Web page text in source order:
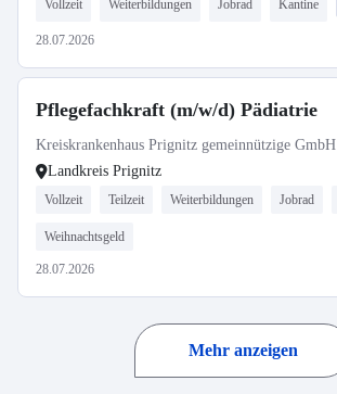
Vollzeit Weiterbildungen Jobrad Kantine
28.07.2026
Pflegefachkraft (m/w/d) Pädiatrie
Kreiskrankenhaus Prignitz gemeinnützige GmbH
Landkreis Prignitz
Vollzeit Teilzeit Weiterbildungen Jobrad
Weihnachtsgeld
28.07.2026
Mehr anzeigen